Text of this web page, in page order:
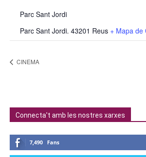
Parc Sant Jordi
Parc Sant Jordi. 43201 Reus + Mapa de
CINEMA
Connecta't amb les nostres xarxes
7,490 Fans